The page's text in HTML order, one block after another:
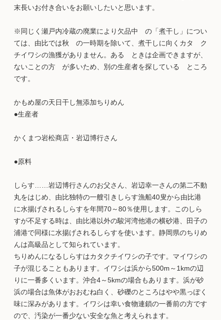
末長いお付き合いをお願いしたいと思います。
※同じく瀬戸内冷蔵の廃業により欠品中 の「煮干し」につい
ては、由比では秋 の一時期を除いて、煮干しに向くカタ ク
チイワシの漁獲がありません。ある ときは企画できますが、
ないことの方 が多いため、別の生産者を探している ところ
です。
かもめ屋の天日干し無添加ちりめん
●生産者
かくまつ岩松商店・岩辺博行さん
●原料
しらす……岩辺博行さんのお父さん、岩辺幸一さんの第二不動
丸をはじめ、由比独特の一艘引きしらす漁船40叟から由比港
に水揚げされるしらすを年間70～80％使用します。このしら
すが不足する時は、由比港以外の駿河湾他港の横砂港、田子の
浦港で同様に水揚げされるしらすを使います。静岡県のちりめ
んは高級品として知られています。
ちりめんになるしらすはカタクチイワシの子です。マイワシの
子が混じることもあります。イワシは浜から500m～1kmの辺
りに一番多くいます。沖合4～5kmの場合もあります。浜が砂
浜の場合は魚体がおおむね白く、砂礫のところはやや黒っぽく
味に深みがあります。イワシは幸い食物連鎖の一番前の方です
ので、汚染が一番少ない安全な魚と考えられます。